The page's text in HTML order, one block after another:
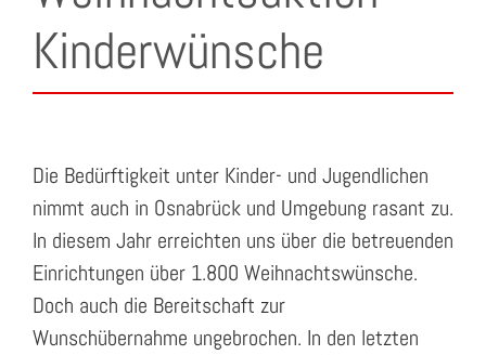
NEUIGKEITEN
VERANSTALTUNGEN
SUCHE
Kinderwünsche
Die Bedürftigkeit unter Kinder- und Jugendlichen
nimmt auch in Osnabrück und Umgebung rasant zu.
In diesem Jahr erreichten uns über die betreuenden
Einrichtungen über 1.800 Weihnachtswünsche.
Doch auch die Bereitschaft zur
Wunschübernahme ungebrochen. In den letzten